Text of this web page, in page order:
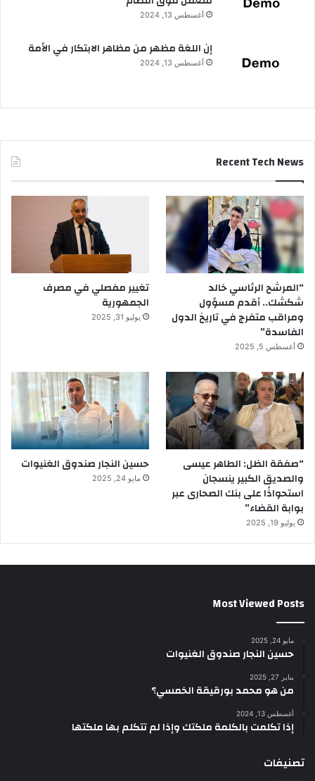
أغسطس 13, 2024
إن اللغة مظهر من مظاهر الابتكار في الأمة
أغسطس 13, 2024
Recent Tech News
“المرشح الرئاسي خالد
شكشك.. أقدم مسؤول
ومراقب متفرج في تاريخ الدول
الفاسدة”
أغسطس 5, 2025
تغيير مفصلي في مصرف
الجمهورية
يوليو 31, 2025
“صفقة الظل: الطاهر عيسى
والصديق الكبير ينسجان
استحواذًا على بنك الصحارى عبر
بوابة القضاء”
يوليو 19, 2025
حسين النجار صندوق الغنيوات
مايو 24, 2025
Most Viewed Posts
مايو 24, 2025
حسين النجار صندوق الغنيوات
يناير 27, 2025
من هو محمد بورقيقة الخمسي؟
أغسطس 13, 2024
إذا تكلمت بالكلمة ملكتك وإذا لم تتكلم بها ملكتها
تصنيفات